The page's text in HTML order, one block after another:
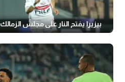
بيزيرا يفتح النار على مجلس الزمالك